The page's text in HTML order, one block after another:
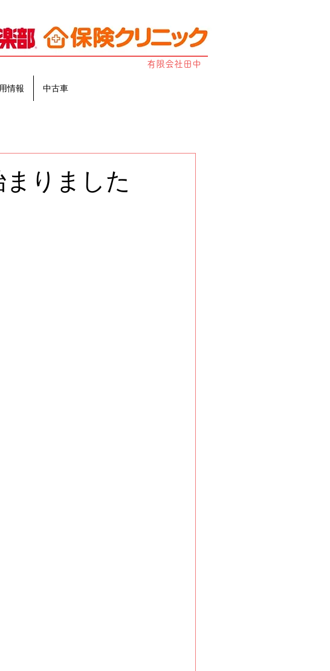
有限会社田中
情報 中古車
りました